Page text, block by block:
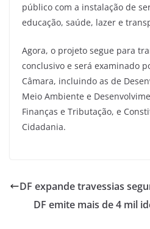
público com a instalação de
educação, saúde, lazer e
Agora, o projeto segue para
conclusivo e será examinado
Câmara, incluindo as de
Meio Ambiente e
Finanças e Tributação, e
Cidadania.
DF expande travessias
DF emite mais de 4 mil